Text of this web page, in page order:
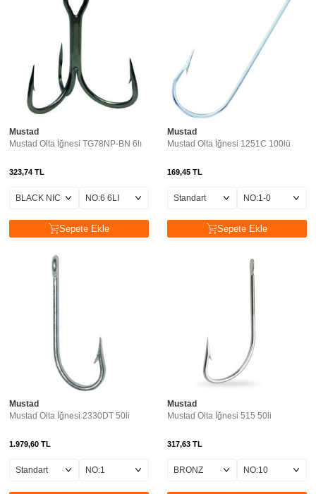
Mustad
Mustad Olta İğnesi TG78NP-BN 6lı
323,74 TL
Sepete Ekle
Mustad
Mustad Olta İğnesi 1251C 100lü
169,45 TL
Sepete Ekle
Mustad
Mustad Olta İğnesi 2330DT 50li
1.979,60 TL
Mustad
Mustad Olta İğnesi 515 50li
317,63 TL